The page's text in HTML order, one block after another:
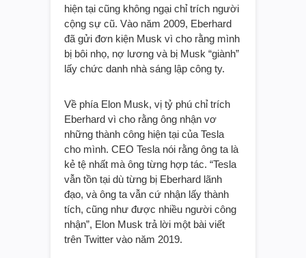
hiện tại cũng không ngại chỉ trích người
cộng sự cũ. Vào năm 2009, Eberhard
đã gửi đơn kiện Musk vì cho rằng mình
bị bôi nhọ, nợ lương và bị Musk “giành”
lấy chức danh nhà sáng lập công ty.
Về phía Elon Musk, vị tỷ phú chỉ trích
Eberhard vì cho rằng ông nhận vơ
những thành công hiện tại của Tesla
cho mình. CEO Tesla nói rằng ông ta là
kẻ tệ nhất mà ông từng hợp tác. “Tesla
vẫn tồn tại dù từng bị Eberhard lãnh
đạo, và ông ta vẫn cứ nhận lấy thành
tích, cũng như được nhiều người công
nhận”, Elon Musk trả lời một bài viết
trên Twitter vào năm 2019.